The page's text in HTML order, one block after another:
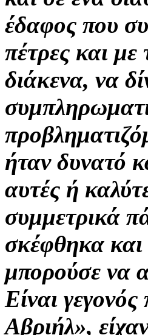
έδαφος που
πέτρες και με
διάκενα, να
ήταν δυνατό
αυτές ή
συμμετρικά
σκέφθηκα
μπορούσε να
Είναι
Αβριήλ»,